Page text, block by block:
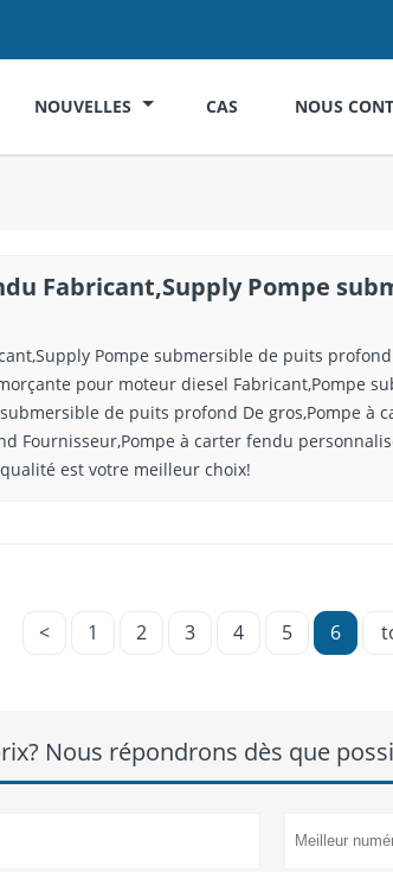
NOUVELLES CAS NOUS
Fabricant,Supply Pompe
Pompe submersible de puits
pour moteur diesel Fabricant,Pompe
de puits profond De gros,Pompe à
Fournisseur,Pompe à carter fendu
est votre meilleur choix!
< 1 2 3 4 5 6
Nous répondrons dès que